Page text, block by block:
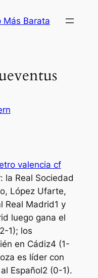
Más Barata
la Real Sociedad
López Ufarte,
Real Madrid1 y
luego gana el
1); los
en Cádiz4 (1-
es líder con
Español2 (0-1).